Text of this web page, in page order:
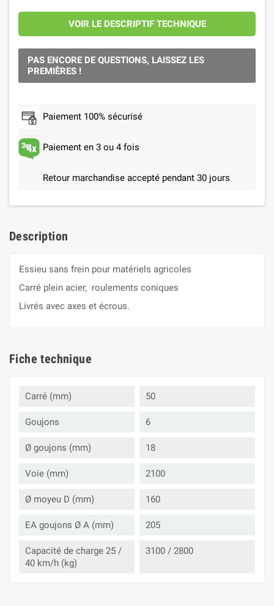
VOIR LE DESCRIPTIF TECHNIQUE
PAS ENCORE DE QUESTIONS, LAISSEZ LES
PREMIÈRES !
Paiement 100% sécurisé
Paiement en 3 ou 4 fois
Retour marchandise accepté pendant 30 jours
Description
Essieu sans frein pour matériels agricoles
Carré plein acier, roulements coniques
Livrés avec axes et écrous.
Fiche technique
Carré (mm) 50
Goujons 6
Ø goujons (mm) 18
Voie (mm) 2100
Ø moyeu D (mm) 160
EA goujons Ø A (mm) 205
Capacité de charge 25 /
40 km/h (kg)
3100 / 2800